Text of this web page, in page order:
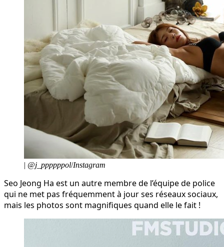
| @j_ppppppol/Instagram
Seo Jeong Ha est un autre membre de l’équipe de police
qui ne met pas fréquemment à jour ses réseaux sociaux,
mais les photos sont magnifiques quand elle le fait !